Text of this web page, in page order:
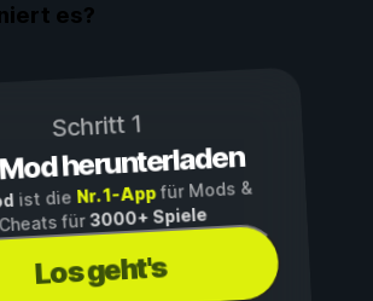
es?
Schritt 1
herunterladen
ist die Nr. 1-Appfür Mods &
Cheats für3000+ Spiele
Los geht's